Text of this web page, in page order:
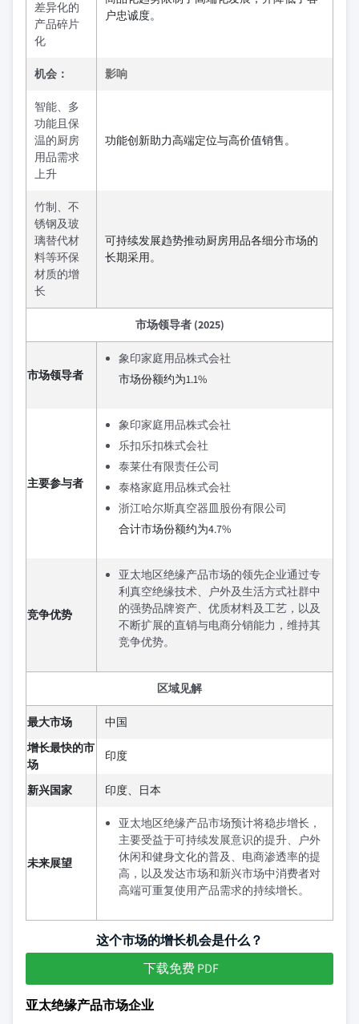
差异化的
产品碎片
化
户忠诚度。
机会： 影响
智能、多
功能且保
温的厨房
用品需求
上升
功能创新助力高端定位与高价值销售。
竹制、不
锈钢及玻
璃替代材
料等环保
材质的增
长
可持续发展趋势推动厨房用品各细分市场的
长期采用。
市场领导者 (2025)
市场领导者
象印家庭用品株式会社
市场份额约为1.1%
主要参与者
象印家庭用品株式会社
乐扣乐扣株式会社
泰莱仕有限责任公司
泰格家庭用品株式会社
浙江哈尔斯真空器皿股份有限公司
合计市场份额约为4.7%
竞争优势
亚太地区绝缘产品市场的领先企业通过专
利真空绝缘技术、户外及生活方式社群中
的强势品牌资产、优质材料及工艺，以及
不断扩展的直销与电商分销能力，维持其
竞争优势。
区域见解
最大市场
中国
增长最快的市
场
印度
新兴国家 印度、日本
未来展望
亚太地区绝缘产品市场预计将稳步增长，
主要受益于可持续发展意识的提升、户外
休闲和健身文化的普及、电商渗透率的提
高，以及发达市场和新兴市场中消费者对
高端可重复使用产品需求的持续增长。
这个市场的增长机会是什么？
下载免费 PDF
亚太绝缘产品市场企业